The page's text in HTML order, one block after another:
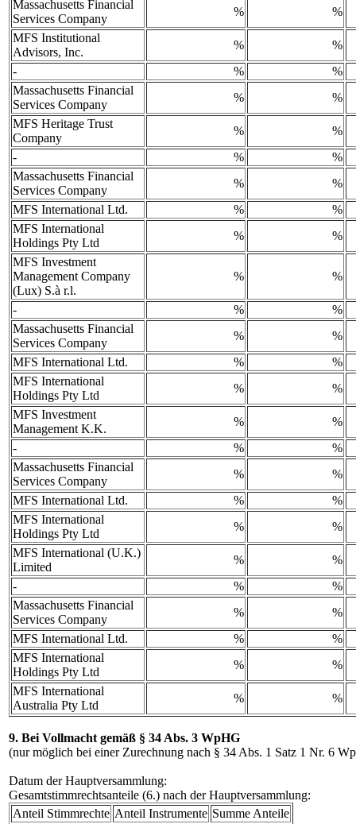
Massachusetts Financial
Services Company
%
%
MFS Institutional
Advisors, Inc.
%
%
-
%
%
Massachusetts Financial
Services Company
%
%
MFS Heritage Trust
Company
%
%
-
%
%
Massachusetts Financial
Services Company
%
%
MFS International Ltd.
%
%
MFS International
Holdings Pty Ltd
%
%
MFS Investment
Management Company
(Lux) S.à r.l.
% %
- %
%
Massachusetts Financial
Services Company
%
%
MFS International Ltd.
%
%
MFS International
Holdings Pty Ltd
%
%
MFS Investment
Management K.K.
%
%
-
%
%
Massachusetts Financial
Services Company
%
%
MFS International Ltd.
%
%
MFS International
Holdings Pty Ltd
%
%
MFS International (U.K.)
Limited
%
%
-
%
%
Massachusetts Financial
Services Company
%
%
MFS International Ltd.
%
%
MFS International
Holdings Pty Ltd
%
%
MFS International
Australia Pty Ltd
% %
9. Bei Vollmacht gemäß § 34 Abs. 3 WpHG
(nur möglich bei einer Zurechnung nach § 34 Abs. 1 Satz 1 Nr. 6
Datum der Hauptversammlung:
Gesamtstimmrechtsanteile (6.) nach der Hauptversammlung:
Anteil Stimmrechte Anteil Instrumente Summe Anteile